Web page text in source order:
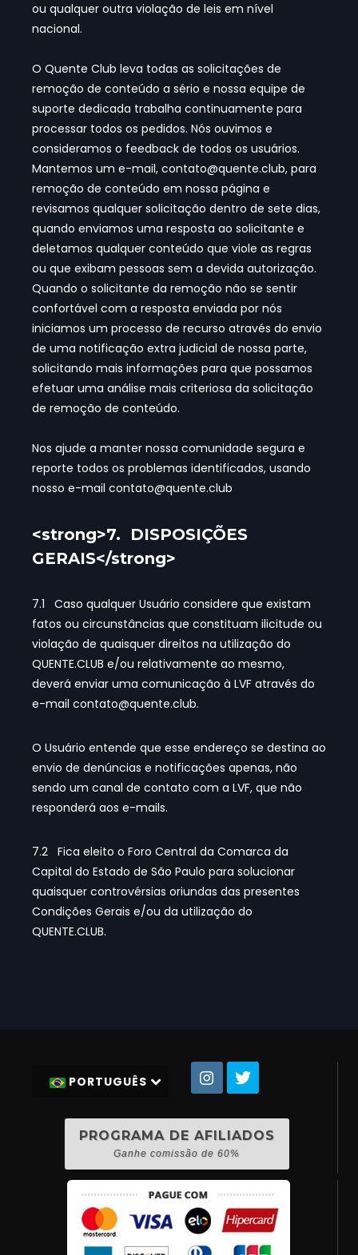
ou qualquer outra violação de leis em nível
nacional.
O Quente Club leva todas as solicitações de
remoção de conteúdo a sério e nossa equipe de
suporte dedicada trabalha continuamente para
processar todos os pedidos. Nós ouvimos e
consideramos o feedback de todos os usuários.
Mantemos um e-mail, contato@quente.club, para
remoção de conteúdo em nossa página e
revisamos qualquer solicitação dentro de sete dias,
quando enviamos uma resposta ao solicitante e
deletamos qualquer conteúdo que viole as regras
ou que exibam pessoas sem a devida autorização.
Quando o solicitante da remoção não se sentir
confortável com a resposta enviada por nós
iniciamos um processo de recurso através do envio
de uma notificação extra judicial de nossa parte,
solicitando mais informações para que possamos
efetuar uma análise mais criteriosa da solicitação
de remoção de conteúdo.
Nos ajude a manter nossa comunidade segura e
reporte todos os problemas identificados, usando
nosso e-mail contato@quente.club
<strong>7. DISPOSIÇÕES
GERAIS</strong>
7.1 Caso qualquer Usuário considere que existam
fatos ou circunstâncias que constituam ilicitude ou
violação de quaisquer direitos na utilização do
QUENTE.CLUB e/ou relativamente ao mesmo,
deverá enviar uma comunicação à LVF através do
e-mail contato@quente.club.
O Usuário entende que esse endereço se destina ao
envio de denúncias e notificações apenas, não
sendo um canal de contato com a LVF, que não
responderá aos e-mails.
7.2 Fica eleito o Foro Central da Comarca da
Capital do Estado de São Paulo para solucionar
quaisquer controvérsias oriundas das presentes
Condições Gerais e/ou da utilização do
QUENTE.CLUB.
PORTUGUÊS
PROGRAMA DE AFILIADOS
Ganhe comissão de 60%